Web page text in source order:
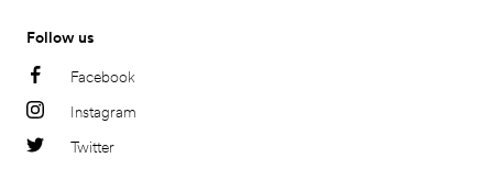
Follow us
Facebook
Instagram
Twitter